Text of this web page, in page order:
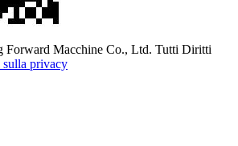
Forward Macchine Co., Ltd. Tutti Diritti
sulla privacy